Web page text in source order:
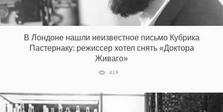
В Лондоне нашли неизвестное письмо Кубрика
Пастернаку: режиссер хотел снять «Доктора
Живаго»
419